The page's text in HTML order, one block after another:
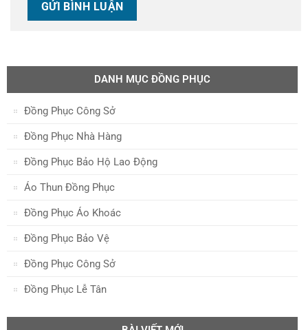
DANH MỤC ĐỒNG PHỤC
Đồng Phục Công Sở
Đồng Phục Nhà Hàng
Đồng Phục Bảo Hộ Lao Động
Áo Thun Đồng Phục
Đồng Phục Áo Khoác
Đồng Phục Bảo Vệ
Đồng Phục Công Sở
Đồng Phục Lễ Tân